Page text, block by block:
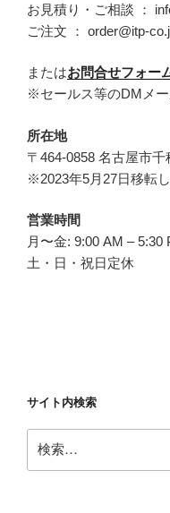
お見積り・ご相談 ：
ご注文 ： order@itp-
またはお問合せフォー
※セールス等のDMメ
所在地
〒464-0858 名古屋市
※2023年5月27日移転
営業時間
月〜金: 9:00 AM – 5:30
土・日・祝日定休
サイト内検索
索: